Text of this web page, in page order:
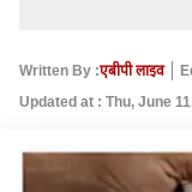
Written By :एबीपी लाइव
Updated at : Thu, June